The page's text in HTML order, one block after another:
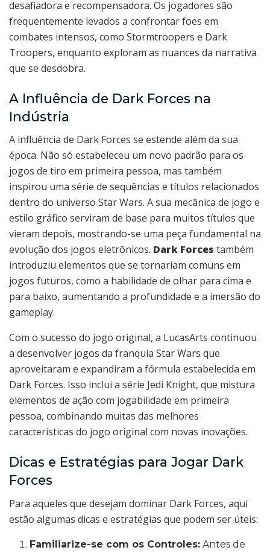
desafiadora e recompensadora. Os jogadores são
frequentemente levados a confrontar foes em
combates intensos, como Stormtroopers e Dark
Troopers, enquanto exploram as nuances da narrativa
que se desdobra.
A Influência de Dark Forces na
Indústria
A influência de Dark Forces se estende além da sua
época. Não só estabeleceu um novo padrão para os
jogos de tiro em primeira pessoa, mas também
inspirou uma série de sequências e títulos relacionados
dentro do universo Star Wars. A sua mecânica de jogo e
estilo gráfico serviram de base para muitos títulos que
vieram depois, mostrando-se uma peça fundamental na
evolução dos jogos eletrônicos. Dark Forces também
introduziu elementos que se tornariam comuns em
jogos futuros, como a habilidade de olhar para cima e
para baixo, aumentando a profundidade e a imersão do
gameplay.
Com o sucesso do jogo original, a LucasArts continuou
a desenvolver jogos da franquia Star Wars que
aproveitaram e expandiram a fórmula estabelecida em
Dark Forces. Isso inclui a série Jedi Knight, que mistura
elementos de ação com jogabilidade em primeira
pessoa, combinando muitas das melhores
características do jogo original com novas inovações.
Dicas e Estratégias para Jogar Dark
Forces
Para aqueles que desejam dominar Dark Forces, aqui
estão algumas dicas e estratégias que podem ser úteis:
Familiarize-se com os Controles: Antes de